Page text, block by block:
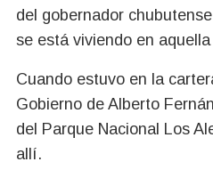
del gobernador
se está viviendo en
Cuando estuvo en la
Gobierno de Alberto
del Parque Nacional Los
allí.